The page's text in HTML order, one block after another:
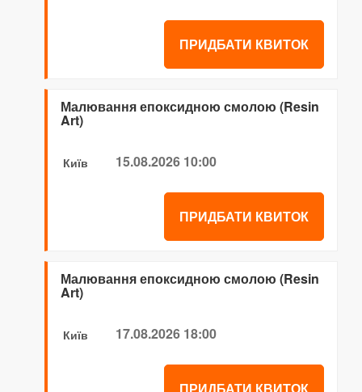
ПРИДБАТИ КВИТОК
Малювання епоксидною смолою (Resin
Art)
Київ 15.08.2026 10:00
ПРИДБАТИ КВИТОК
Малювання епоксидною смолою (Resin
Art)
Київ 17.08.2026 18:00